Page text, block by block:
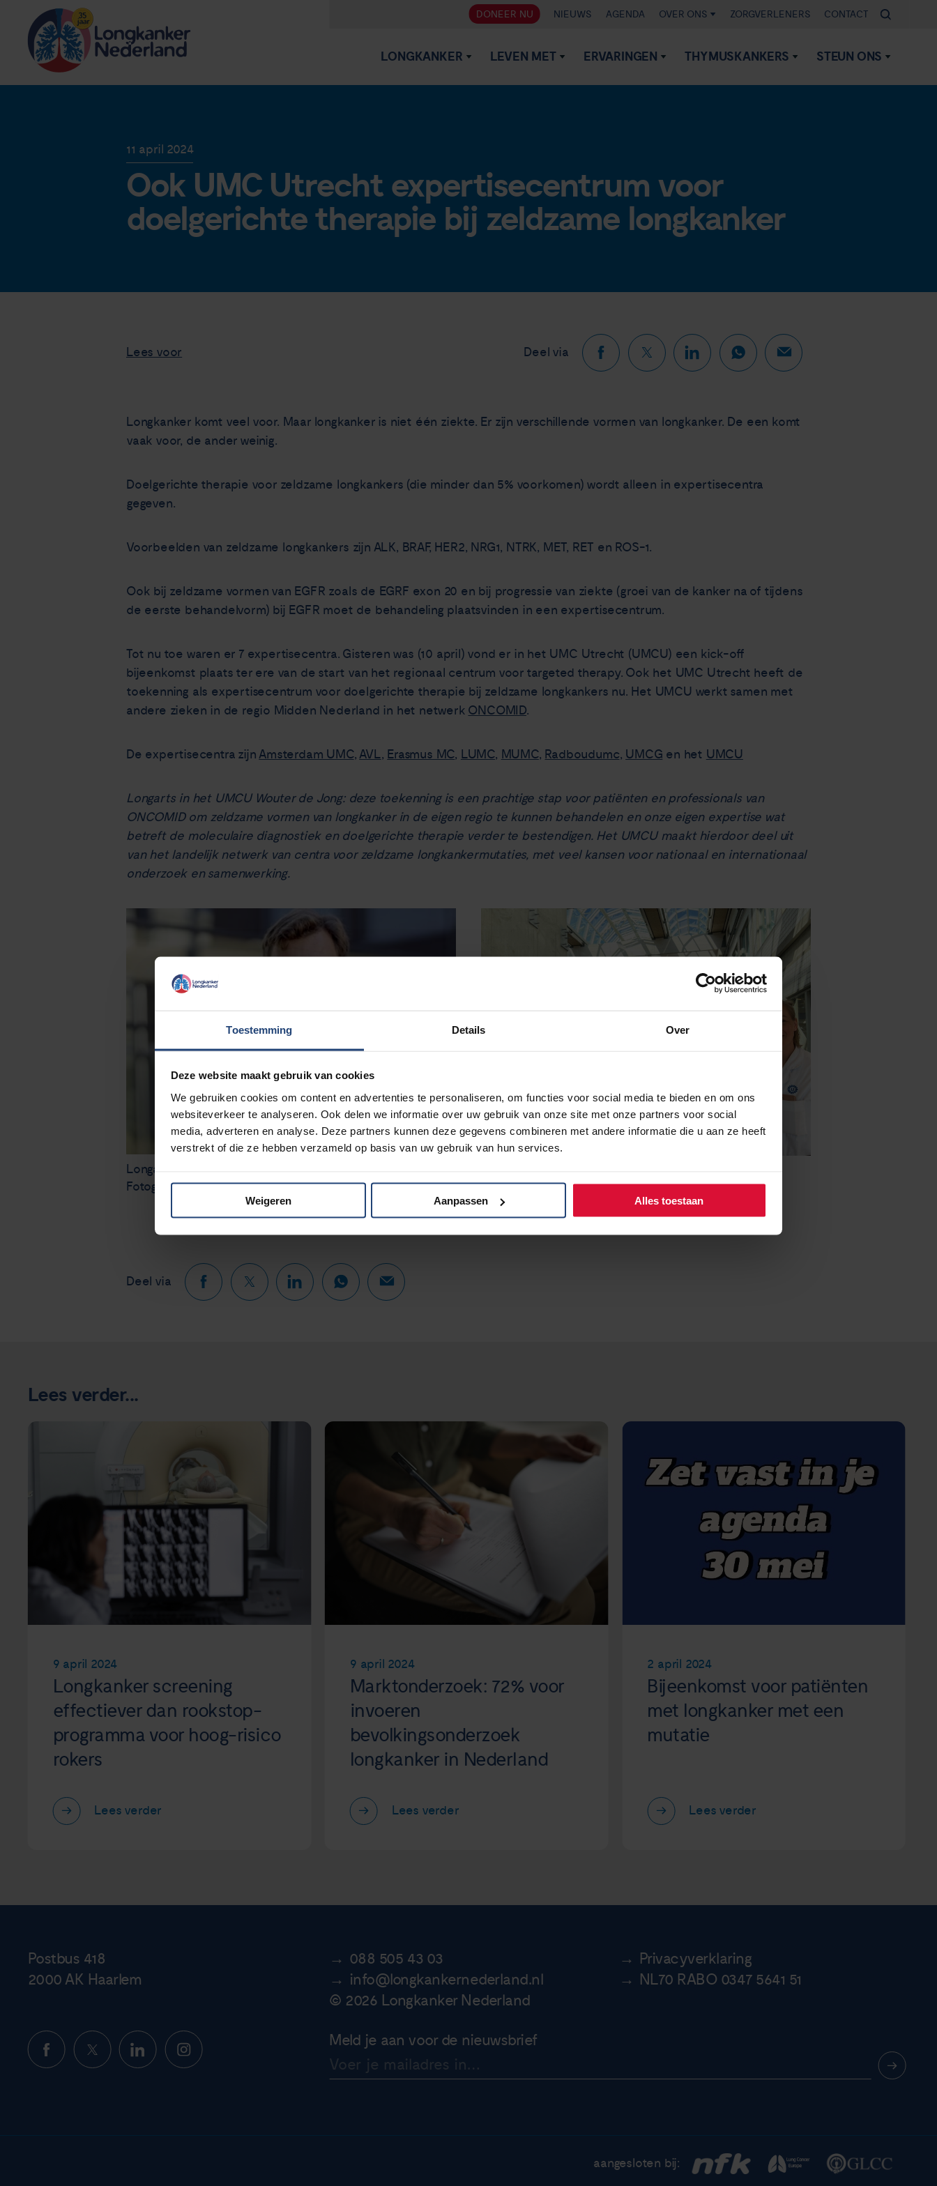
Toestemming Details Over
Deze website maakt gebruik van cookies
We gebruiken cookies om content en advertenties te personaliseren, om functies voor social media te bieden en om ons
websiteverkeer te analyseren. Ook delen we informatie over uw gebruik van onze site met onze partners voor social
media, adverteren en analyse. Deze partners kunnen deze gegevens combineren met andere informatie die u aan ze heeft
verstrekt of die ze hebben verzameld op basis van uw gebruik van hun services.
Weigeren Aanpassen Alles toestaan
DONEER NU NIEUWS AGENDA OVER ONS ZORGVERLENERS CONTACT
LONGKANKER LEVEN MET ERVARINGEN THYMUSKANKERS STEUN ONS
11 april 2024
Ook UMC Utrecht expertisecentrum voor
doelgerichte therapie bij zeldzame longkanker
Lees voor Deel via
Longkanker komt veel voor. Maar longkanker is niet één ziekte. Er zijn verschillende vormen van longkanker. De een komt
vaak voor, de ander weinig.
Doelgerichte therapie voor zeldzame longkankers (die minder dan 5% voorkomen) wordt alleen in expertisecentra
gegeven.
Voorbeelden van zeldzame longkankers zijn ALK, BRAF, HER2, NRG1, NTRK, MET, RET en ROS-1.
Ook bij zeldzame vormen van EGFR zoals de EGRF exon 20 en bij progressie van ziekte (groei van de kanker na of tijdens
de eerste behandelvorm) bij EGFR moet de behandeling plaatsvinden in een expertisecentrum.
Tot nu toe waren er 7 expertisecentra. Gisteren was (10 april) vond er in het UMC Utrecht (UMCU) een kick-off
bijeenkomst plaats ter ere van de start van het regionaal centrum voor targeted therapy. Ook het UMC Utrecht heeft de
toekenning als expertisecentrum voor doelgerichte therapie bij zeldzame longkankers nu. Het UMCU werkt samen met
andere zieken in de regio Midden Nederland in het netwerk ONCOMID.
De expertisecentra zijnAmsterdam UMC,AVL, Erasmus MC, LUMC, MUMC, Radboudumc, UMCG en het UMCU
Longarts in het UMCU Wouter de Jong: deze toekenning is een prachtige stap voor patiënten en professionals van
ONCOMID om zeldzame vormen van longkanker in de eigen regio te kunnen behandelen en onze eigen expertise wat
betreft de moleculaire diagnostiek en doelgerichte therapie verder te bestendigen. Het UMCU maakt hierdoor deel uit
van het landelijk netwerk van centra voor zeldzame longkankermutaties, met veel kansen voor nationaal en internationaal
onderzoek en samenwerking.
Longarts Wouter de Jong (foto: Jeroen van Kooten
Fotografie)
longarts Anne van Lindert
Deel via
Lees verder...
9 april 2024
Longkanker screening
effectiever dan rookstop-
programma voor hoog-risico
rokers
Lees verder
9 april 2024
Marktonderzoek: 72% voor
invoeren
bevolkingsonderzoek
longkanker in Nederland
Lees verder
2 april 2024
Bijeenkomst voor patiënten
met longkanker met een
mutatie
Lees verder
Postbus 418
2000 AK Haarlem
088 505 43 03
Privacyverklaring
info@longkankernederland.nl
NL70 RABO 0347 5641 51
© 2026 Longkanker Nederland
Meld je aan voor de nieuwsbrief
aangesloten bij: